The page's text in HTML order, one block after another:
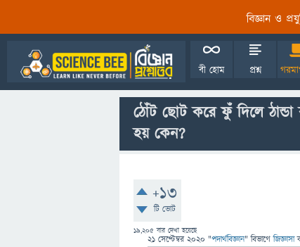
বিজ্ঞান ও
বী হোম প্রশ্ন
ঠোঁট ছোট করে ফুঁ দিলে
হয় কেন?
+13
টি ভোট
19,205 বার দেখা হয়েছে
21 সেপ্টেম্বর 2020 "পদার্থবিজ্ঞান" বিভাগে জিজ্ঞাসা